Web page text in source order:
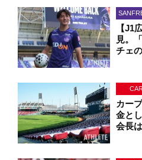
【J1
見。
チェ
カー
金と
会長